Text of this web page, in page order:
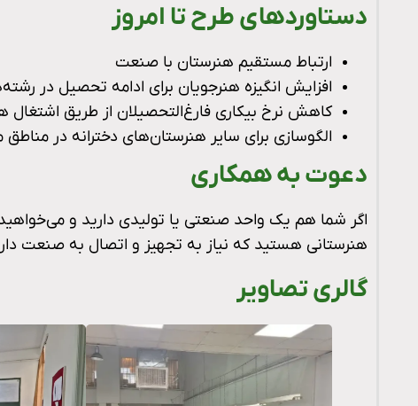
دستاوردهای طرح تا امروز
ارتباط مستقیم هنرستان با صنعت
افزایش انگیزه هنرجویان برای ادامه تحصیل در
کاهش نرخ بیکاری فارغ‌التحصیلان از طریق اشتغال
الگوسازی برای سایر هنرستان‌های دخترانه در مناطق
دعوت به همکاری
اگر شما هم یک واحد صنعتی یا تولیدی دارید و
هنرستانی هستید که نیاز به تجهیز و اتصال به صنعت
گالری تصاویر